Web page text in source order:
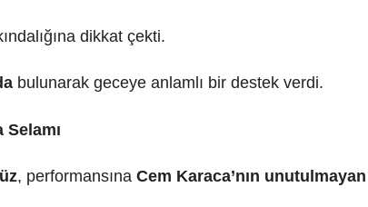
dikkat çekti.
bulunarak geceye anlamlı bir destek verdi.
, performansına Cem Karaca’nın unutulmayan